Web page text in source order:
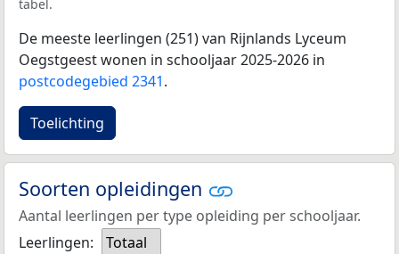
tabel.
De meeste leerlingen (251) van Rijnlands Lyceum
Oegstgeest wonen in schooljaar 2025-2026 in
postcodegebied 2341.
Toelichting
Soorten opleidingen
Aantal leerlingen per type opleiding per schooljaar.
Leerlingen:
Totaal